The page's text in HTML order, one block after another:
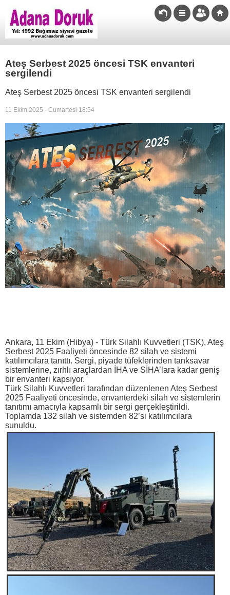
Ateş Serbest 2025 öncesi TSK envanteri
sergilendi
Ateş Serbest 2025 öncesi TSK envanteri sergilendi
11 Ekim 2025 - Cumartesi 18:54
Ankara, 11 Ekim (Hibya) - Türk Silahlı Kuvvetleri (TSK), Ateş
Serbest 2025 Faaliyeti öncesinde 82 silah ve sistemi
katılımcılara tanıttı. Sergi, piyade tüfeklerinden tanksavar
sistemlerine, zırhlı araçlardan İHA ve SİHA’lara kadar geniş
bir envanteri kapsıyor.
Türk Silahlı Kuvvetleri tarafından düzenlenen Ateş Serbest
2025 Faaliyeti öncesinde, envanterdeki silah ve sistemlerin
tanıtımı amacıyla kapsamlı bir sergi gerçekleştirildi.
Toplamda 132 silah ve sistemden 82’si katılımcılara
sunuldu.